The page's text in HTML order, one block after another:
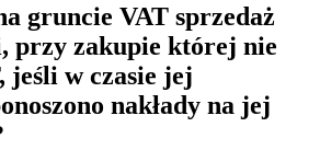
gruncie VAT sprzedaż
przy zakupie której nie
jeśli w czasie jej
nakłady na jej